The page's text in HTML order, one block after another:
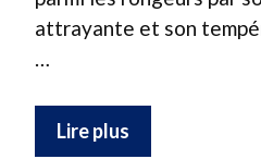
attrayante et son
…
Lire plus